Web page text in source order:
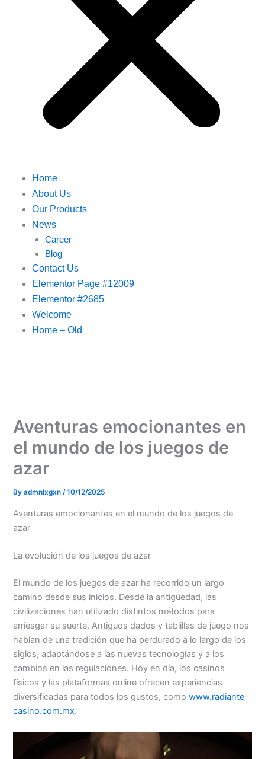
Home
About Us
Our Products
News
Career
Blog
Contact Us
Elementor Page #12009
Elementor #2685
Welcome
Home – Old
Aventuras emocionantes en
el mundo de los juegos de
azar
Byadmnlxgxn/10/12/2025
Aventuras emocionantes en el mundo de los juegos de
azar
La evolución de los juegos de azar
El mundo de los juegos de azar ha recorrido un largo
camino desde sus inicios. Desde la antigüedad, las
civilizaciones han utilizado distintos métodos para
arriesgar su suerte. Antiguos dados y tablillas de juego nos
hablan de una tradición que ha perdurado a lo largo de los
siglos, adaptándose a las nuevas tecnologías y a los
cambios en las regulaciones. Hoy en día, los casinos
físicos y las plataformas online ofrecen experiencias
diversificadas para todos los gustos, comowww.radiante-
casino.com.mx.